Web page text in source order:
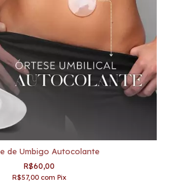
de Umbigo Autocolante
R$60,00
R$57,00 com Pix